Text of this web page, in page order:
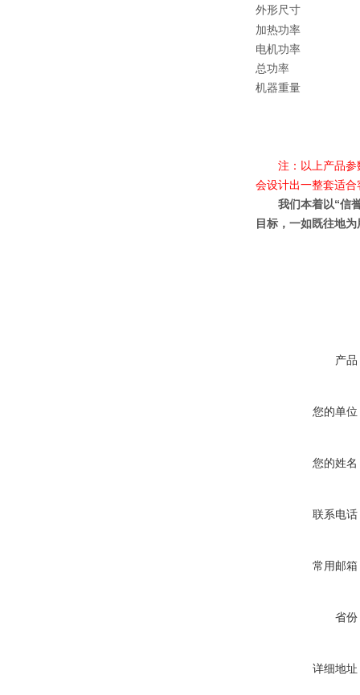
外形尺寸
加热功率
电机功率
总功率
机器重量
注：以上产品参数
会设计出一整套适
我们本着以“信誉
目标，一如既往地
产品
您的单位
您的姓名
联系电话
常用邮箱
省份
详细地址